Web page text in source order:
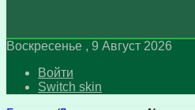
Воскресенье , 9 Август 2026
Войти
Switch skin